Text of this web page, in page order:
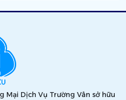
Mại Dịch Vụ Trường Vân sở hữu